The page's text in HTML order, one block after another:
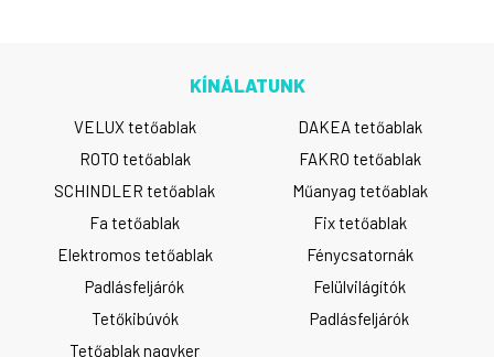
KÍNÁLATUNK
VELUX tetőablak
DAKEA tetőablak
ROTO tetőablak
FAKRO tetőablak
SCHINDLER tetőablak
Műanyag tetőablak
Fa tetőablak
Fix tetőablak
Elektromos tetőablak
Fénycsatornák
Padlásfeljárók
Felülvilágítók
Tetőkibúvók
Padlásfeljárók
Tetőablak nagyker